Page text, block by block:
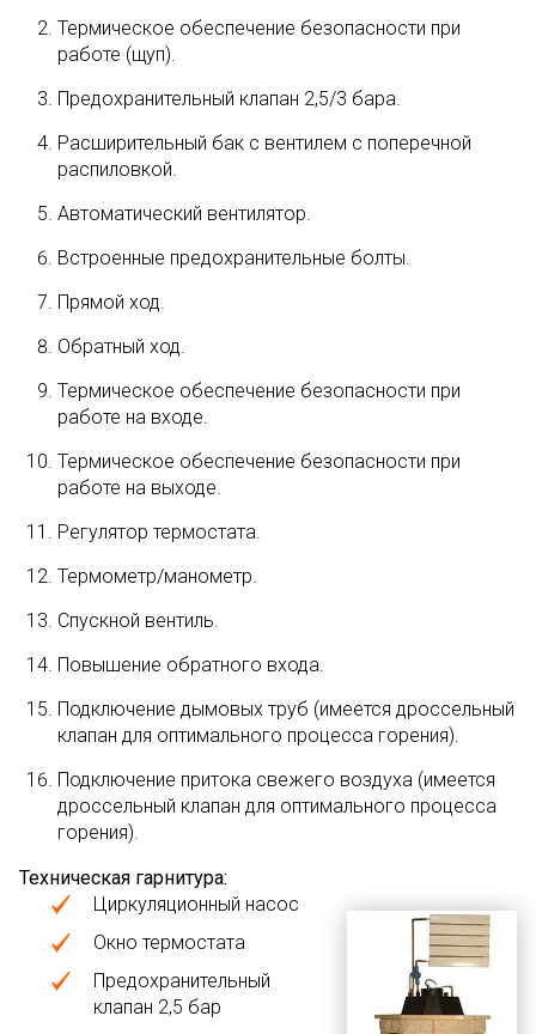
Термическое обеспечение безопасности при
работе (щуп).
Предохранительный клапан 2,5/3 бара.
Расширительный бак с вентилем с поперечной
распиловкой.
Автоматический вентилятор.
Встроенные предохранительные болты.
Прямой ход.
Обратный ход.
Термическое обеспечение безопасности при
работе на входе.
Термическое обеспечение безопасности при
работе на выходе.
Регулятор термостата.
Термометр/манометр.
Спускной вентиль.
Повышение обратного входа.
Подключение дымовых труб (имеется дроссельный
клапан для оптимального процесса горения).
Подключение притока свежего воздуха (имеется
дроссельный клапан для оптимального процесса
горения).
Техническая гарнитура:
Циркуляционный насос
Окно термостата
Предохранительный
клапан 2,5 бар